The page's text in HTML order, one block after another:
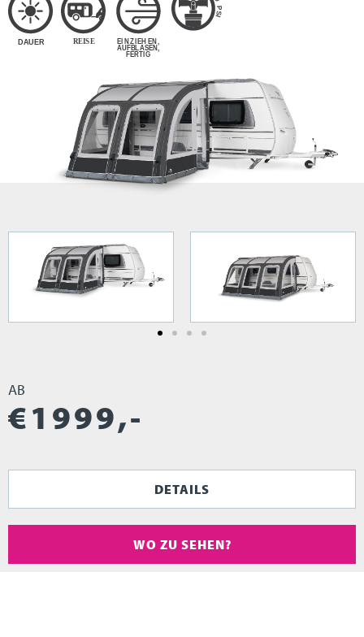
AB
€1999,-
DETAILS
WO ZU SEHEN?